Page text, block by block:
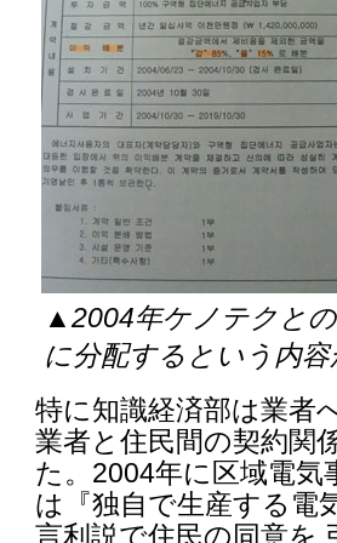
▲2004年ケノテクと
に分配するという内
特に知識経済部は業者
業者と住民間の契約関
た。2004年に区域電気
は『独自で生産する電
言利説で住民の同意を